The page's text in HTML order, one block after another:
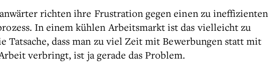
richten ihre Frustration gegen einen zu ineffizienten
In einem kühlen Arbeitsmarkt ist das vielleicht zu
Tatsache, dass man zu viel Zeit mit Bewerbungen statt mit
verbringt, ist ja gerade das Problem.